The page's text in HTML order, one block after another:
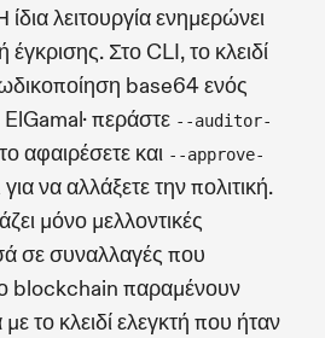
λειτουργία ενημερώνει
έγκρισης. Στο CLI, το κλειδί
base64 ενός
περάστε --auditor-
αφαιρέσετε και --approve-
για να αλλάξετε την πολιτική.
μόνο μελλοντικές
σε συναλλαγές που
blockchain παραμένουν
το κλειδί ελεγκτή που ήταν